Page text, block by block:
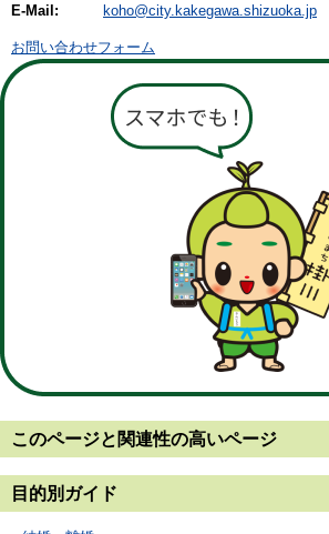
E-Mail: koho@city.kakegawa.shizuoka.jp
お問い合わせフォーム
このページと 関連性の高いページ
目的別ガイド